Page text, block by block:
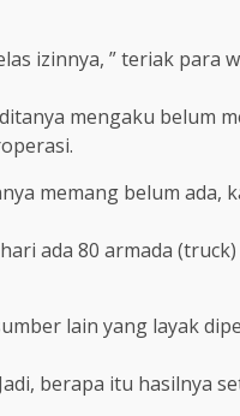
izinnya, ” teriak para
mengaku belum
memang belum ada,
ada 80 armada (truck)
lain yang layak
berapa itu hasilnya